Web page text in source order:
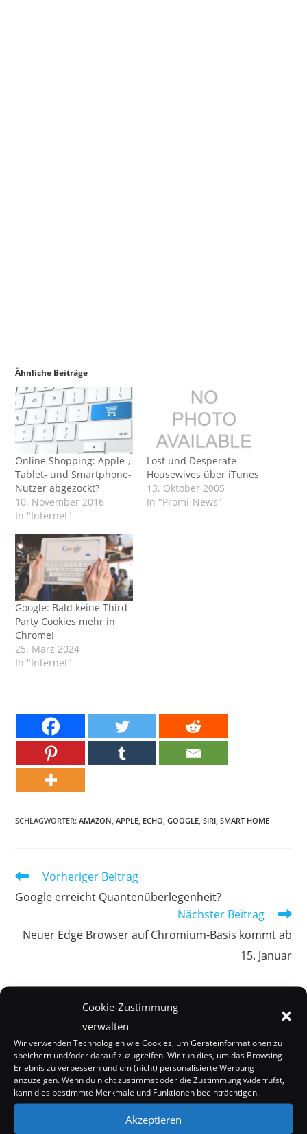
Cookie-Zustimmung
verwalten
Wir verwenden Technologien wie Cookies, um Geräteinformationen zu
speichern und/oder darauf zuzugreifen. Wir tun dies, um das Browsing-
Erlebnis zu verbessern und um (nicht) personalisierte Werbung
anzuzeigen. Wenn du nicht zustimmst oder die Zustimmung widerrufst,
kann dies bestimmte Merkmale und Funktionen beeinträchtigen.
Akzeptieren
Ähnliche Beiträge
Online Shopping: Apple-,
Tablet- und Smartphone-
Nutzer abgezockt?
10. November 2016
In "Internet"
Lost und Desperate
Housewives über iTunes
13. Oktober 2005
In "Promi-News"
Google: Bald keine Third-
Party Cookies mehr in
Chrome!
25. März 2024
In "Internet"
SCHLAGWÖRTER:AMAZON APPLE ECHO GOOGLE SIRI SMART HOME
Weitere
ansehen
Vorheriger Beitrag
Google erreicht Quantenüberlegenheit?
Nächster Beitrag
Neuer Edge Browser auf Chromium-Basis kommt ab
15. Januar
DAS KÖNNTE DIR AUCH GEFALLEN